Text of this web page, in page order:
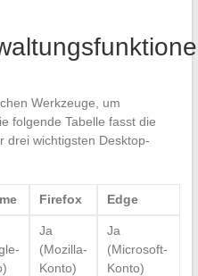
Werkzeuge, um
folgende Tabelle fasst die
drei wichtigsten Desktop-
Firefox Edge
Ja
(Mozilla-
Konto)
Ja
(Microsoft-
Konto)